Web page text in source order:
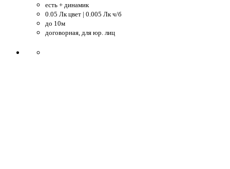
есть + динамик
0.05 Лк цвет | 0.005 Лк ч/б
до 10м
договорная, для юр. лиц